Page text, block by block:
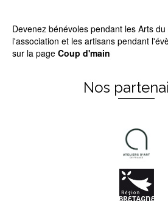
Devenez bénévoles pendant les Arts
l'association et les artisans pendant
sur la page Coup d'main
Nos